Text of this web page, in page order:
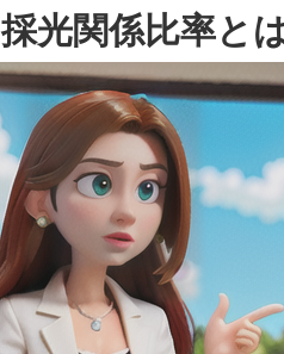
採光関係比率と